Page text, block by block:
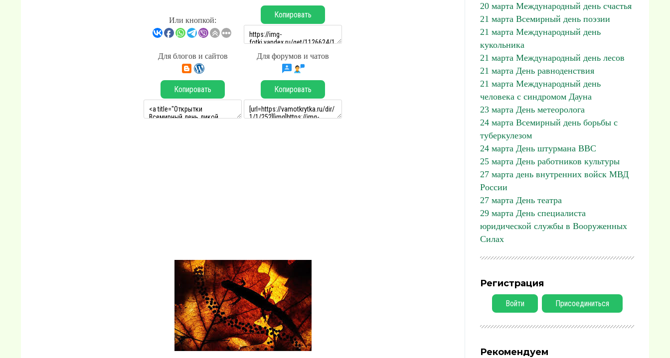
Или кнопкой:
Копировать
Для блогов и сайтов Для форумов и чатов
Копировать Копировать
20 марта Международный день счастья
21 марта Всемирный день поэзии
21 марта Международный день
кукольника
21 марта Международный день лесов
21 марта День равноденствия
21 марта Международный день
человека с синдромом Дауна
23 марта День метеоролога
24 марта Всемирный день борьбы с
туберкулезом
24 марта День штурмана ВВС
25 марта День работников культуры
27 марта день внутренних войск МВД
России
27 марта День театра
29 марта День специалиста
юридической службы в Вооруженных
Силах
Регистрация
Войти Присоединиться
Рекомендуем